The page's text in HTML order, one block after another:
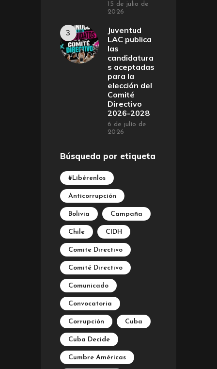
15 de julio de
2026
Juventud
LAC publica
las
candidatura
s aceptadas
para la
elección del
Comité
Directivo
2026-2028
6 de julio de
2026
Búsqueda por etiqueta
#Libérenlos
Anticorrupción
Bolivia Campaña
Chile CIDH
Comite Directivo
Comité Directivo
Comunicado
Convocatoria
Corrupción Cuba
Cuba Decide
Cumbre Américas